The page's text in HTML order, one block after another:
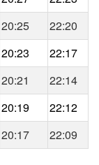
20:25
22:20
20:23
22:17
20:21
22:14
20:19
22:12
20:17 22:09